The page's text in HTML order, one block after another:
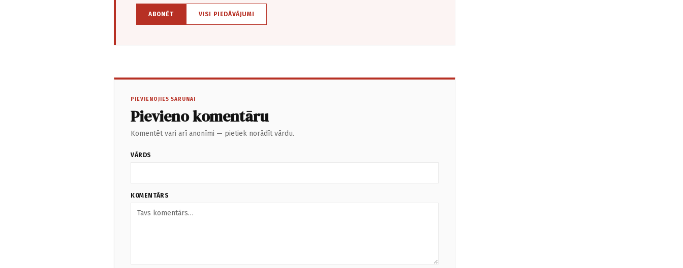
ABONĒT VISI PIEDĀVĀJUMI
PIEVIENOJIES SARUNAI
Pievieno komentāru
Komentēt vari arī anonīmi — pietiek norādīt vārdu.
VĀRDS
KOMENTĀRS